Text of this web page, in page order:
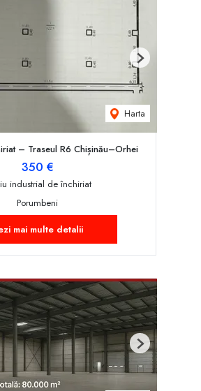
Harta
Next
– Traseul R6 Chișinău–Orhei
350 €
industrial de închiriat
Porumbeni
mai multe detalii
Next